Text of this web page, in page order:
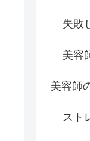
失敗
美容
美容師
スト